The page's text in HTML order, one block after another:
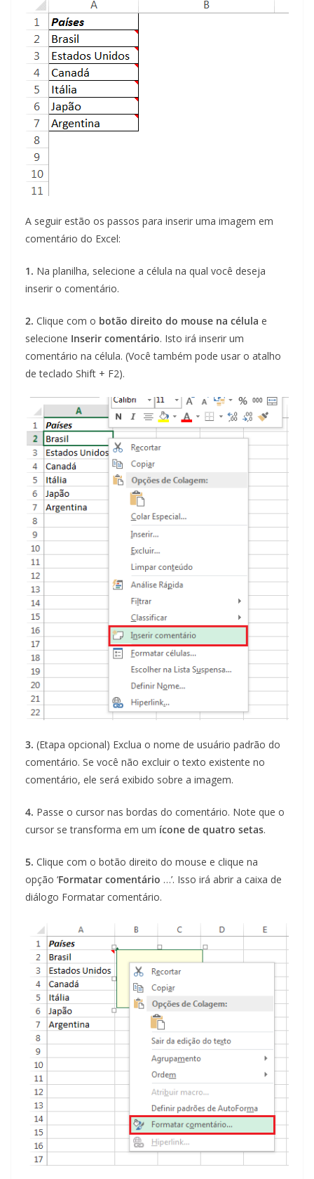
A seguir estão os passos para inserir uma imagem em
comentário do Excel:
1. Na planilha, selecione a célula na qual você deseja
inserir o comentário.
2. Clique com o botão direito do mouse na célula e
selecione Inserir comentário. Isto irá inserir um
comentário na célula. (Você também pode usar o atalho
de teclado Shift + F2).
3. (Etapa opcional) Exclua o nome de usuário padrão do
comentário. Se você não excluir o texto existente no
comentário, ele será exibido sobre a imagem.
4. Passe o cursor nas bordas do comentário. Note que o
cursor se transforma em um ícone de quatro setas.
5. Clique com o botão direito do mouse e clique na
opção ‘Formatar comentário …’. Isso irá abrir a caixa de
diálogo Formatar comentário.